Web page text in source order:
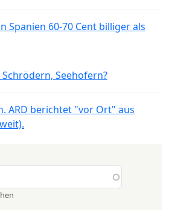
Spanien 60-70 Cent billiger als
Seehofern?
ARD berichtet "vor Ort" aus